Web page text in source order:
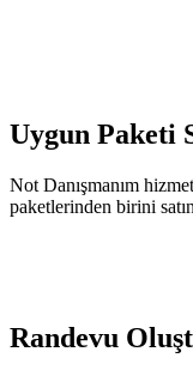
Uygun Paketi
Not Danışmanım
paketlerinden birini
Randevu